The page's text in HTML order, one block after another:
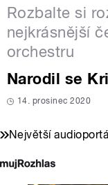
Rozbalte si
nejkrásnější
orchestru
Narodil se
14. prosinec 2020
Největší